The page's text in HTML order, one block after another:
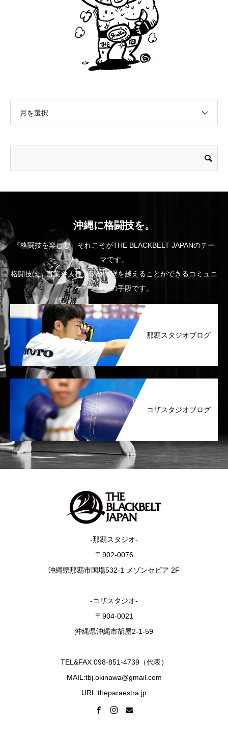
月を選択
沖縄に格闘技を。
『格闘技を楽しむ』それこそがTHE BLACKBELT JAPANのテー
マです。
格闘技は、言葉や人種、年齢の壁を越えることができるコミュニ
ケーションの手段です。
那覇スタジオブログ
コザスタジオブログ
-那覇スタジオ-
〒902-0076
沖縄県那覇市国場532-1 メゾンセピア 2F
-コザスタジオ-
〒904-0021
沖縄県沖縄市胡屋2-1-59
TEL&FAX 098-851-4739（代表）
MAIL:tbj.okinawa@gmail.com
URL:theparaestra.jp